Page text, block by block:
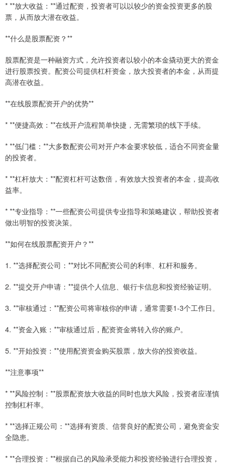
* **放大收益：**通过配资，投资者可以以较少的资金投资更多的股
票，从而放大潜在收益。
**什么是股票配资？**
股票配资是一种融资方式，允许投资者以较小的本金撬动更大的资金
进行股票投资。配资公司提供杠杆资金，放大投资者的本金，从而提
高潜在收益。
**在线股票配资开户的优势**
* **便捷高效：**在线开户流程简单快捷，无需繁琐的线下手续。
* **低门槛：**大多数配资公司对开户本金要求较低，适合不同资金量
的投资者。
* **杠杆放大：**配资杠杆可达数倍，有效放大投资者的本金，提高收
益率。
* **专业指导：**一些配资公司提供专业指导和策略建议，帮助投资者
做出明智的投资决策。
**如何在线股票配资开户？**
1. **选择配资公司：**对比不同配资公司的利率、杠杆和服务。
2. **提交开户申请：**提供个人信息、银行卡信息和投资经验证明。
3. **审核通过：**配资公司将审核你的申请，通常需要1-3个工作日。
4. **资金入账：**审核通过后，配资资金将转入你的账户。
5. **开始投资：**使用配资资金购买股票，放大你的投资收益。
**注意事项**
* **风险控制：**股票配资放大收益的同时也放大风险，投资者应谨慎
控制杠杆率。
* **选择正规公司：**选择有资质、信誉良好的配资公司，避免资金安
全隐患。
* **合理投资：**根据自己的风险承受能力和投资经验进行合理投资，